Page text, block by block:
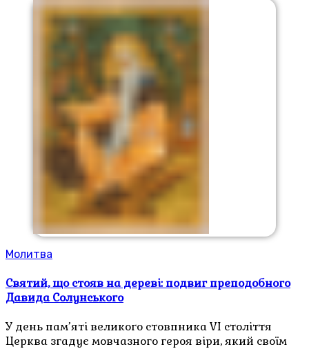
Молитва
Святий, що стояв на дереві: подвиг преподобного
Давида Солунського
У день пам’яті великого стовпника VI століття
Церква згадує мовчазного героя віри, який своїм